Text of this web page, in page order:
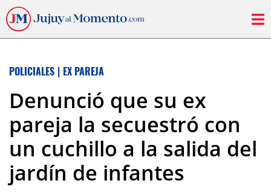
POLICIALES | EX PAREJA
Denunció que su ex
pareja la secuestró con
un cuchillo a la salida del
jardín de infantes